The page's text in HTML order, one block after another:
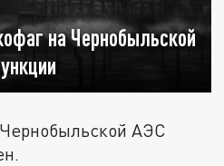
на Чернобыльской
АЭС